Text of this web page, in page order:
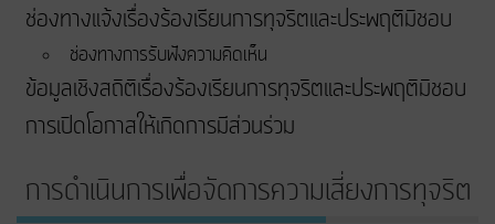
ช่องทางแจ้งเรื่องร้องเรียนการทุจริตและประพฤติมิชอบ
ช่องทางการรับฟังความคิดเห็น
ข้อมูลเชิงสถิติเรื่องร้องเรียนการทุจริตและประพฤติมิชอบ
การเปิดโอกาสให้เกิดการมีส่วนร่วม
การดำเนินการเพื่อจัดการความเสี่ยงการทุจริต